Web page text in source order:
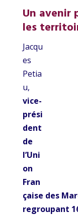
Un avenir
les
Jacqu
es
Petia
u,
vice-
prési
dent
de
l’Uni
on
Fran
çaise des
regroupant